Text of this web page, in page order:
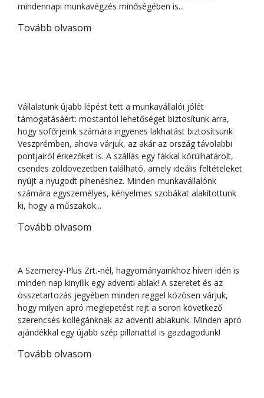
mindennapi munkavégzés minőségében is...
Tovább olvasom
Vállalatunk újabb lépést tett a munkavállalói jólét
támogatásáért: mostantól lehetőséget biztosítunk arra,
hogy sofőrjeink számára ingyenes lakhatást biztosítsunk
Veszprémben, ahova várjuk, az akár az ország távolabbi
pontjairól érkezőket is. A szállás egy fákkal körülhatárolt,
csendes zöldövezetben található, amely ideális feltételeket
nyújt a nyugodt pihenéshez. Minden munkavállalónk
számára egyszemélyes, kényelmes szobákat alakítottunk
ki, hogy a műszakok...
Tovább olvasom
A Szemerey-Plus Zrt.-nél, hagyományainkhoz híven idén is
minden nap kinyílik egy adventi ablak! A szeretet és az
összetartozás jegyében minden reggel közösen várjuk,
hogy milyen apró meglepetést rejt a soron következő
szerencsés kollégánknak az adventi ablakunk. Minden apró
ajándékkal egy újabb szép pillanattal is gazdagodunk!
Tovább olvasom